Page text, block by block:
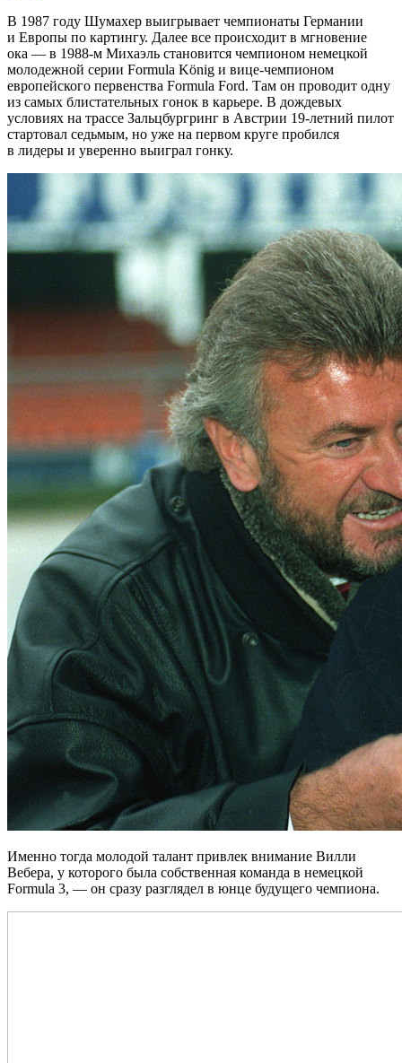
В 1987 году Шумахер выигрывает чемпионаты Германии
и Европы по картингу. Далее все происходит в мгновение
ока — в 1988-м Михаэль становится чемпионом немецкой
молодежной серии Formula König и вице-чемпионом
европейского первенства Formula Ford. Там он проводит одну
из самых блистательных гонок в карьере. В дождевых
условиях на трассе Зальцбургринг в Австрии 19-летний пилот
стартовал седьмым, но уже на первом круге пробился
в лидеры и уверенно выиграл гонку.
Именно тогда молодой талант привлек внимание Вилли
Вебера, у которого была собственная команда в немецкой
Formula 3, — он сразу разглядел в юнце будущего чемпиона.